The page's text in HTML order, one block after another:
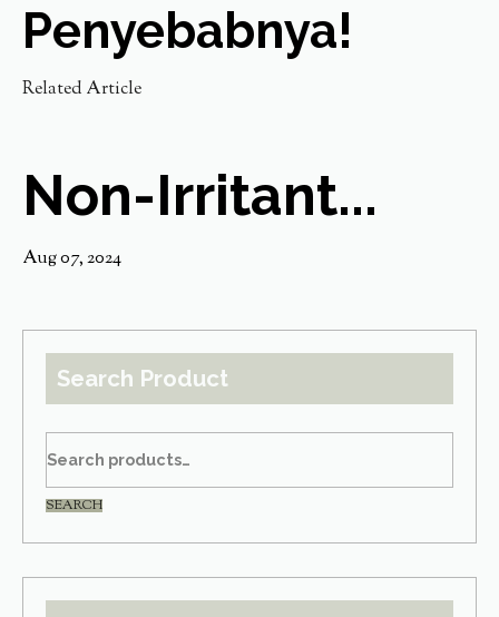
Penyebabnya!
Related Article
Non-Irritant...
Aug 07, 2024
Search Product
SEARCH